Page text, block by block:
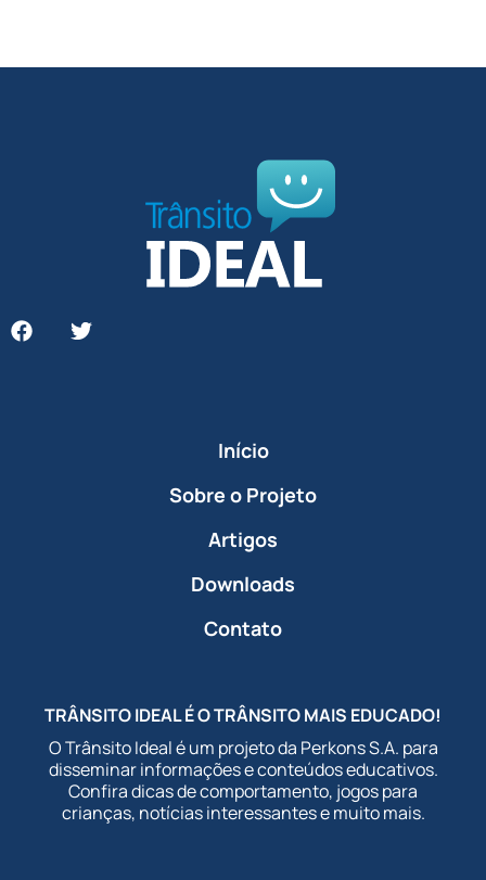
Início
Sobre o Projeto
Artigos
Downloads
Contato
TRÂNSITO IDEAL É O TRÂNSITO MAIS EDUCADO!
O Trânsito Ideal é um projeto da Perkons S.A. para
disseminar informações e conteúdos educativos.
Confira dicas de comportamento, jogos para
crianças, notícias interessantes e muito mais.